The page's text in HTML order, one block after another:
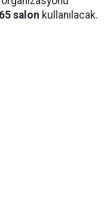
salon kullanılacak.